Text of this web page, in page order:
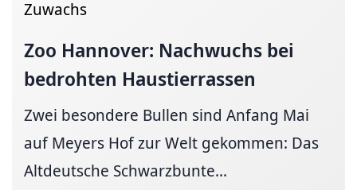
Zuwachs
Zoo Hannover: Nachwuchs bei
bedrohten Haustierrassen
Zwei besondere Bullen sind Anfang Mai
auf Meyers Hof zur Welt gekommen: Das
Altdeutsche Schwarzbunte...